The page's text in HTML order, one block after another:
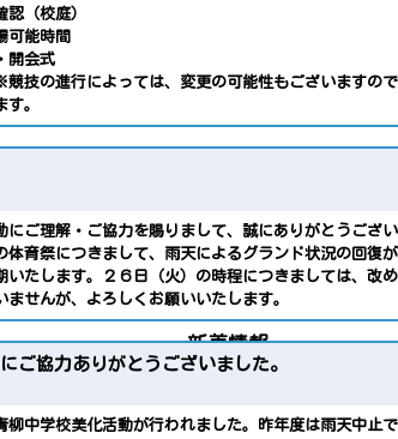
（校庭）
能時間
開会式
の進行によっては、変更の可能性もございますので
。
にご理解・ご協力を賜りまして、誠にありがとうござい
体育祭につきまして、雨天によるグランド状況の回復
いたします。２６日（火）の時程につきましては、改め
せんが、よろしくお願いいたします。
ご協力ありがとうございました。
柳中学校美化活動が行われました。昨年度は雨天中止
新着情報